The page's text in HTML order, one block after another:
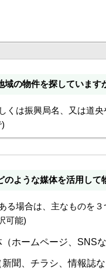
域の物件を探しています
くは振興局名、又は道
のような媒体を活用して
る場合は、主なものを３
可能)
ホームページ、SNSな
聞、チラシ、情報誌な